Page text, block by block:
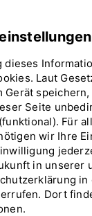
Laut
Gerät
Seite
Für
wir Ihre
in unserer
in
Dort